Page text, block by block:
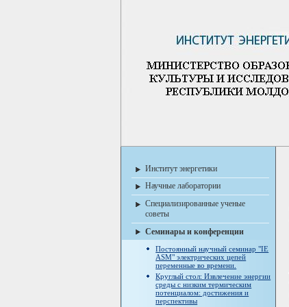
Институт энергетики
Научные лаборатории
Специализированные ученые
советы
Семинары и конференции
Постоянный научный семинар "IE
ASM" электрических цепей
переменные во времени.
Круглый стол: Извлечение энергии
среды с низким термическим
потенциалом: достижения и
перспективы